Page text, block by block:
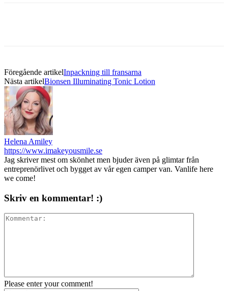
Föregående artikelInpackning till fransarna
Nästa artikelBionsen Illuminating Tonic Lotion
Helena Amiley
https://www.imakeyousmile.se
Jag skriver mest om skönhet men bjuder även på glimtar från
entreprenörlivet och bygget av vår egen camper van. Vanlife here
we come!
Skriv en kommentar! :)
Please enter your comment!